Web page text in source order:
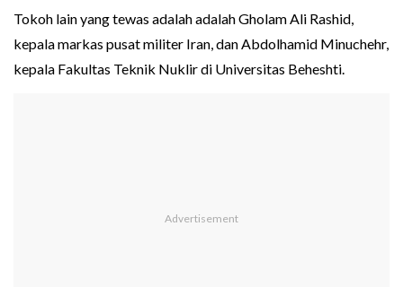
Tokoh lain yang tewas adalah adalah Gholam Ali Rashid,
kepala markas pusat militer Iran, dan Abdolhamid Minuchehr,
kepala Fakultas Teknik Nuklir di Universitas Beheshti.